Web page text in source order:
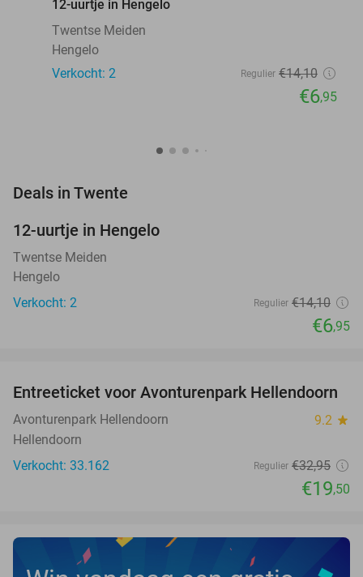
12-uurtje in Hengelo
Twentse Meiden
Hengelo
Verkocht: 2
Regulier €14,10
€6,95
Deals in Twente
TODAY
12-uurtje in Hengelo
Twentse Meiden
Hengelo
Verkocht: 2
Regulier €14,10
€6,95
41%
Entreeticket voor Avonturenpark Hellendoorn
Avonturenpark Hellendoorn 9.2 star
Hellendoorn
Verkocht: 33.162
Regulier €32,95
€19,50